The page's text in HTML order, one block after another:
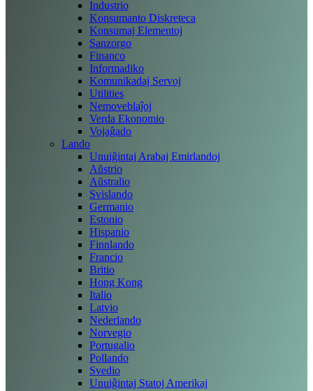
Industrio
Konsumanto Diskreteca
Konsumaj Elementoj
Sanzorgo
Financo
Informadiko
Komunikadaj Servoj
Utilities
Nemoveblaĵoj
Verda Ekonomio
Vojaĝado
Lando
Unuiĝintaj Arabaj Emirlandoj
Aŭstrio
Aŭstralio
Svislando
Germanio
Estonio
Hispanio
Finnlando
Francio
Britio
Hong Kong
Italio
Latvio
Nederlando
Norvegio
Portugalio
Pollando
Svedio
Unuiĝintaj Statoj Amerikaj